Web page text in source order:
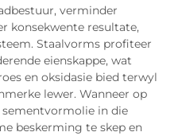
verminder
konsekwente resultate,
Staalvorms profiteer
eienskappe, wat
en oksidasie bied terwyl
lewer. Wanneer op
in die
beskerming te skep en